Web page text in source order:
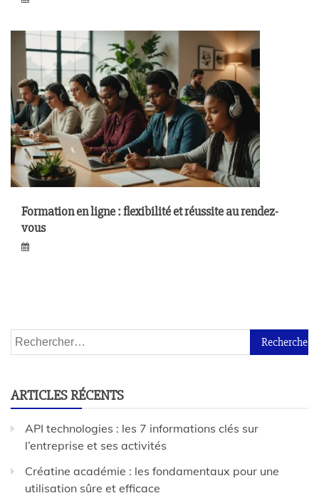
Formation en ligne : flexibilité et réussite au rendez-
vous
ARTICLES RÉCENTS
API technologies : les 7 informations clés sur
l’entreprise et ses activités
Créatine académie : les fondamentaux pour une
utilisation sûre et efficace